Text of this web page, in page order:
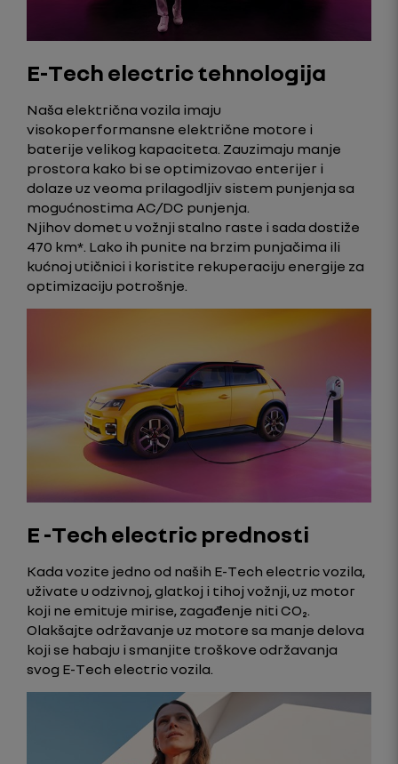
E-Tech electric tehnologija
Naša električna vozila imaju
visokoperformansne električne motore i
baterije velikog kapaciteta. Zauzimaju manje
prostora kako bi se optimizovao enterijer i
dolaze uz veoma prilagodljiv sistem punjenja sa
mogućnostima AC/DC punjenja.
Njihov domet u vožnji stalno raste i sada dostiže
470 km*. Lako ih punite na brzim punjačima ili
kućnoj utičnici i koristite rekuperaciju energije za
optimizaciju potrošnje.
E -Tech electric prednosti
Kada vozite jedno od naših E-Tech electric vozila,
uživate u odzivnoj, glatkoj i tihoj vožnji, uz motor
koji ne emituje mirise, zagađenje niti CO₂.
Olakšajte održavanje uz motore sa manje delova
koji se habaju i smanjite troškove održavanja
svog E-Tech electric vozila.